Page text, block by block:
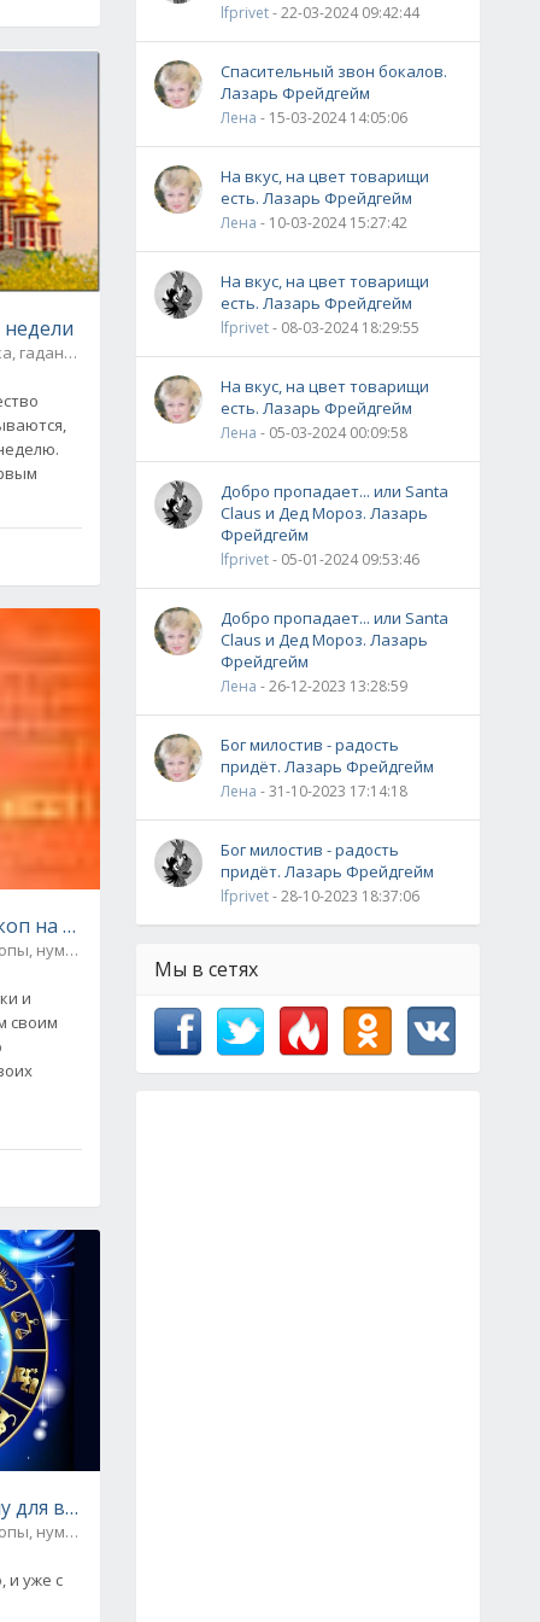
Мистика, гадания / Приметы и суеверия 0
на 1 апреля!
и
своим
для всех знаков Зодиака
нумерология
и уже с
lfprivet- 22-03-2024 09:42:44
Спасительный звон бокалов.
Лазарь Фрейдгейм
Лена - 15-03-2024 14:05:06
На вкус, на цвет товарищи
есть. Лазарь Фрейдгейм
Лена - 10-03-2024 15:27:42
На вкус, на цвет товарищи
есть. Лазарь Фрейдгейм
lfprivet- 08-03-2024 18:29:55
На вкус, на цвет товарищи
есть. Лазарь Фрейдгейм
Лена - 05-03-2024 00:09:58
Добро пропадает... или Santa
Claus и Дед Мороз. Лазарь
Фрейдгейм
lfprivet- 05-01-2024 09:53:46
Добро пропадает... или Santa
Claus и Дед Мороз. Лазарь
Фрейдгейм
Лена - 26-12-2023 13:28:59
Бог милостив - радость
придёт. Лазарь Фрейдгейм
Лена - 31-10-2023 17:14:18
Бог милостив - радость
придёт. Лазарь Фрейдгейм
lfprivet- 28-10-2023 18:37:06
Мы в сетях